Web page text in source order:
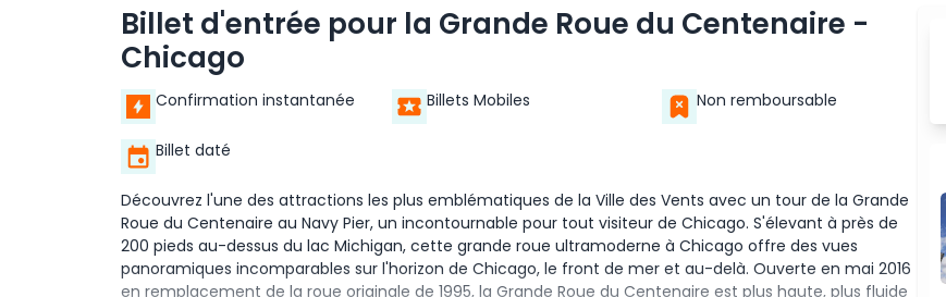
Billet d'entrée pour la Grande Roue du Centenaire -
Chicago
Confirmation instantanée Billets Mobiles Non remboursable
Billet daté
Découvrez l'une des attractions les plus emblématiques de la Ville des Vents avec un tour de la Grande
Roue du Centenaire au Navy Pier, un incontournable pour tout visiteur de Chicago. S'élevant à près de
200 pieds au-dessus du lac Michigan, cette grande roue ultramoderne à Chicago offre des vues
panoramiques incomparables sur l'horizon de Chicago, le front de mer et au-delà. Ouverte en mai 2016
en remplacement de la roue originale de 1995, la Grande Roue du Centenaire est plus haute, plus fluide